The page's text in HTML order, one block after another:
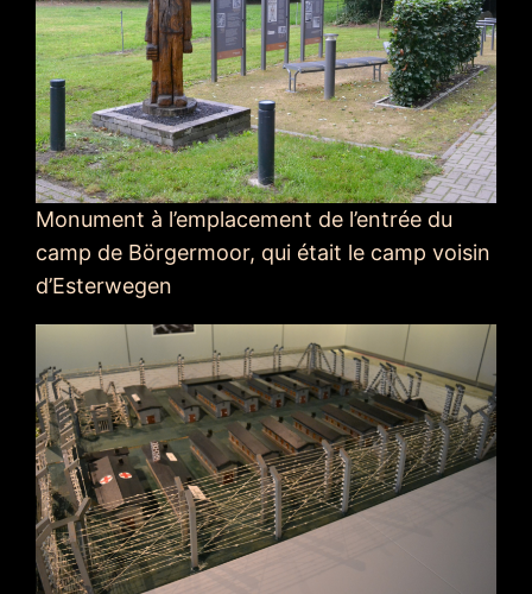
Monument à l’emplacement de l’entrée du
camp de Börgermoor, qui était le camp voisin
d’Esterwegen